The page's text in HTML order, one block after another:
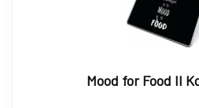
Mood for Food II